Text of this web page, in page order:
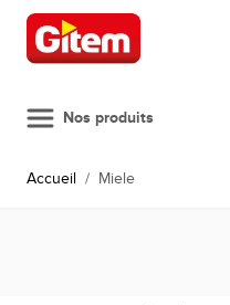
Allez au contenu
Nos produits
Accueil / Miele